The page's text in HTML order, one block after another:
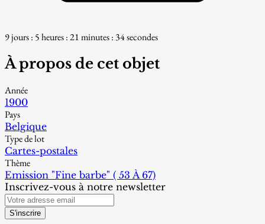
9 jours : 5 heures : 21 minutes : 33 secondes
À propos de cet objet
Année
1900
Pays
Belgique
Type de lot
Cartes-postales
Thème
Emission "Fine barbe" ( 53 À 67)
Inscrivez-vous à notre newsletter
S'inscrire